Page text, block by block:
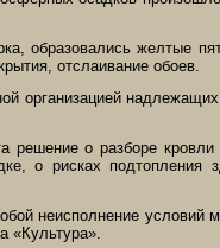
образовались желтые
отслаивание обоев.
организацией
решение о разборе
о рисках подтопления
неисполнение условий
«Культура».